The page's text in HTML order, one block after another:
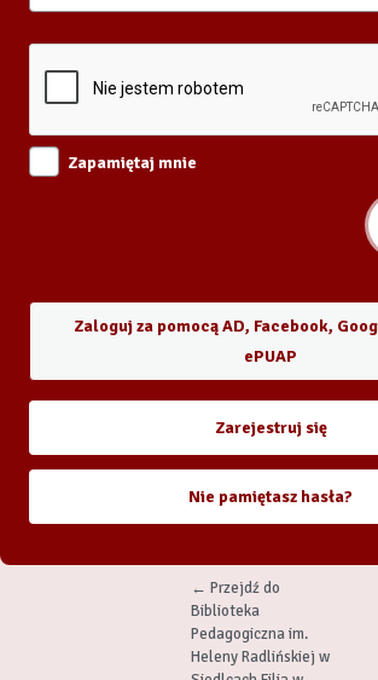
Zapamiętaj mnie
Zaloguj za pomocą AD, Facebook,
ePUAP
Zarejestruj się
Nie pamiętasz hasła?
← Przejdź do
Biblioteka
Pedagogiczna im.
Heleny Radlińskiej w